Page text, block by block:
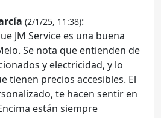
(2/1/25, 11:38):
JM Service es una buena
Se nota que entienden de
y electricidad, y lo
tienen precios accesibles. El
te hacen sentir en
están siempre